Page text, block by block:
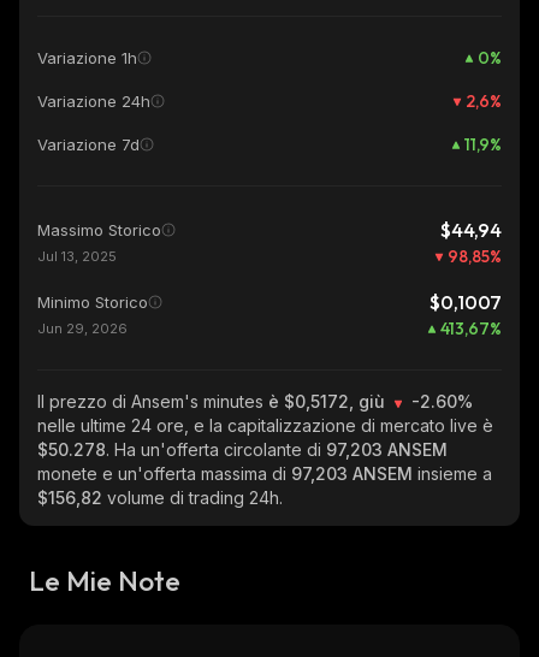
Variazione 1h 0%
Variazione 24h 2,6%
Variazione 7d 11,9%
Massimo Storico $44,94
Jul 13, 2025 98,85%
Minimo Storico $0,1007
Jun 29, 2026 413,67%
Il prezzo di Ansem's minutes è $0,5172, giù
-2.60%
nelle ultime 24 ore, e la capitalizzazione di mercato live è
$50.278. Ha un'offerta circolante di 97,203 ANSEM
monete e un'offerta massima di 97,203 ANSEM insieme a
$156,82 volume di trading 24h.
Le Mie Note